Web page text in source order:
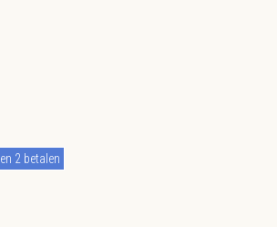
2 betalen